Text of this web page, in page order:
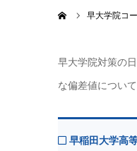
早大学院コ
早大学院対策の
な偏差値につい
早稲田大学高